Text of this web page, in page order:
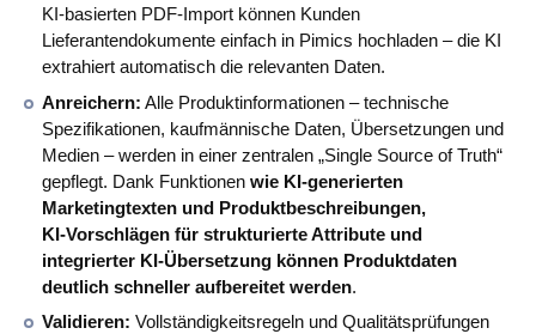
KI‑basierten PDF‑Import können Kunden
Lieferantendokumente einfach in Pimics hochladen – die KI
extrahiert automatisch die relevanten Daten.
Anreichern: Alle Produktinformationen – technische
Spezifikationen, kaufmännische Daten, Übersetzungen und
Medien – werden in einer zentralen „Single Source of Truth“
gepflegt. Dank Funktionen wie KI‑generierten
Marketingtexten und Produktbeschreibungen,
KI‑Vorschlägen für strukturierte Attribute und
integrierter KI‑Übersetzung können Produktdaten
deutlich schneller aufbereitet werden.
Validieren: Vollständigkeitsregeln und Qualitätsprüfungen